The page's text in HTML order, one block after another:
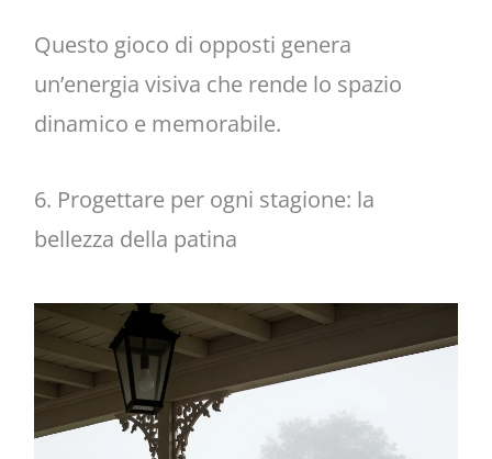
Questo gioco di opposti genera
un’energia visiva che rende lo spazio
dinamico e memorabile.
6. Progettare per ogni stagione: la
bellezza della patina